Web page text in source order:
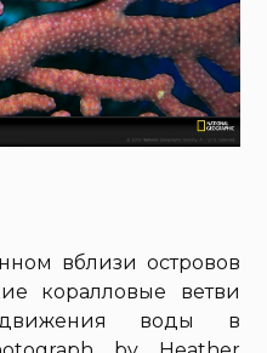
вблизи островов
коралловые ветви
воды в